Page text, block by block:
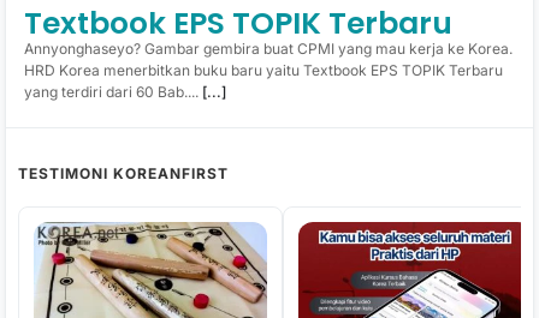
Textbook EPS TOPIK Terbaru
Annyonghaseyo? Gambar gembira buat CPMI yang mau kerja ke Korea.
HRD Korea menerbitkan buku baru yaitu Textbook EPS TOPIK Terbaru
yang terdiri dari 60 Bab.... [...]
TESTIMONI KOREANFIRST